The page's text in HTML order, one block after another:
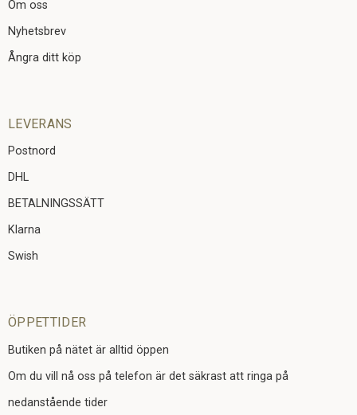
Om oss
Nyhetsbrev
Ångra ditt köp
LEVERANS
Postnord
DHL
BETALNINGSSÄTT
Klarna
Swish
ÖPPETTIDER
Butiken på nätet är alltid öppen
Om du vill nå oss på telefon är det säkrast att ringa på
nedanstående tider